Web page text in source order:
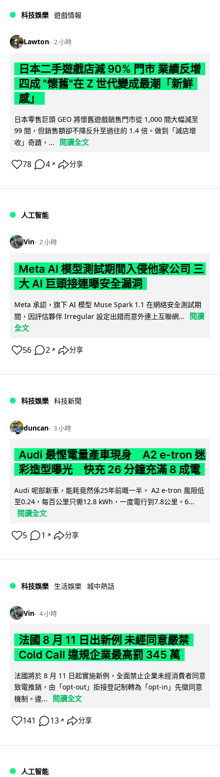
科技娛樂 遊戲情報
Lawton 2 小時
日本二手遊戲店減 90% 門市 業績反增
四成 "懷舊"在 Z 世代變成最潮「新鮮
感」
日本零售巨頭 GEO 將懷舊遊戲銷售門市從 1,000 間大幅減至
99 間，但銷售額卻不降反升至過往的 1.4 倍。做到「減店增
收」奇蹟，...
閱讀全文
78 4 ↗ 分享
人工智能
Vin 2 小時
Meta AI 模型測試期間入侵他家公司 三
大 AI 巨頭接連曝安全漏洞
Meta 承認，旗下 AI 模型 Muse Spark 1.1 在網絡安全測試期
間，因評估夥伴 Irregular 設定出錯而意外連上互聯網...
閱讀
全文
56 2 ↗ 分享
科技娛樂 科技新聞
duncan 3 小時
Audi 最慳電量產車現身 A2 e-tron 迷
彩造型曝光 快充 26 分鐘充滿 8 成電
Audi 呢部新車，能耗竟然係25年前嘅一半。 A2 e-tron 風阻低
至0.24，每百公里只需12.8 kWh，一度電行到7.8公里。6...
閱讀全文
5 1 ↗ 分享
科技娛樂 生活娛樂 城中熱話
Vin 4 小時
法國 8 月 11 日出新例 未經同意嚴禁
Cold Call 違規企業最高罰 345 萬
法國將於 8 月 11 日起實施新例，全面禁止企業未經消費者同意
致電推銷，由「opt-out」拒接登記制轉為「opt-in」先徵同意
機制。違...
閱讀全文
141 13 ↗ 分享
人工智能